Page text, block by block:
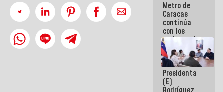
Metro de
Caracas
continúa
con los
trabajos de
mantenimiento
e inspección
en la Línea 2
Presidenta
(E)